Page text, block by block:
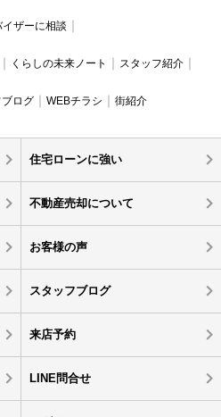
ザーに相談
くらしの未来ノート スタッフ紹介
ログ WEBチラシ 街紹介
住宅ローンに強い
不動産売却について
お客様の声
スタッフブログ
来店予約
LINE問合せ